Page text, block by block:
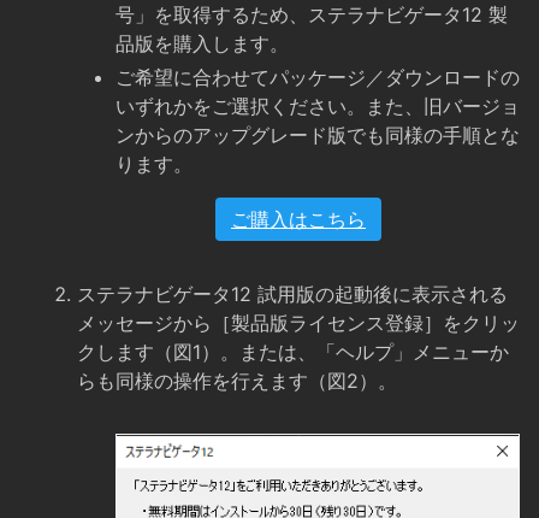
号」を取得するため、ステラナビゲータ12 製
品版を購入します。
ご希望に合わせてパッケージ／ダウンロードの
いずれかをご選択ください。また、旧バージョ
ンからのアップグレード版でも同様の手順とな
ります。
ご購入はこちら
ステラナビゲータ12 試用版の起動後に表示される
メッセージから［製品版ライセンス登録］をクリッ
クします（図1）。または、「ヘルプ」メニューか
らも同様の操作を行えます（図2）。